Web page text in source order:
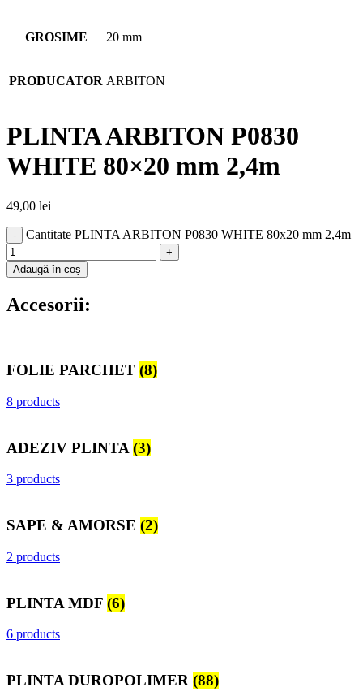
GROSIME 20 mm
PRODUCATOR ARBITON
PLINTA ARBITON P0830
WHITE 80×20 mm 2,4m
49,00 lei
Cantitate PLINTA ARBITON P0830 WHITE 80x20 mm 2,4m
Adaugă în coș
Accesorii:
FOLIE PARCHET (8)
8 products
ADEZIV PLINTA (3)
3 products
SAPE & AMORSE (2)
2 products
PLINTA MDF (6)
6 products
PLINTA DUROPOLIMER (88)